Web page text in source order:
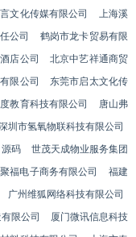
文化传媒有限公司
上海溪
公司
鹤岗市龙卡贸易有限
店公司
北京中艺祥通商贸
限公司
东莞市启太文化传
教育科技有限公司
唐山弗
圳市氢氧物联科技有限公司
源码
世茂天成物业服务集团
福电子商务有限公司
福建
广州维狐网络科技有限公司
限公司
厦门微讯信息科技